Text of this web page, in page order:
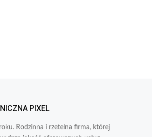
PIXEL
Rodzinna i rzetelna firma, której